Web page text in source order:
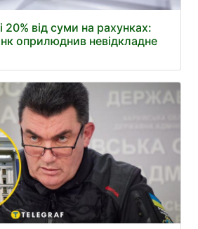
20% від суми на рахунках:
оприлюднив невідкладне